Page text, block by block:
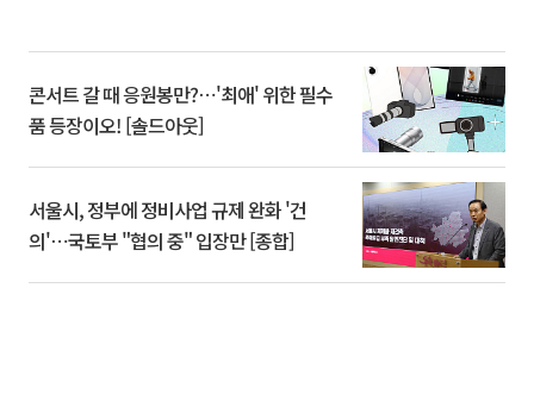
콘서트 갈 때 응원봉만?⋯'최애' 위한 필수
품 등장이오! [솔드아웃]
서울시, 정부에 정비사업 규제 완화 '건
의'⋯국토부 "협의 중" 입장만 [종합]